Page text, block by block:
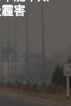
害